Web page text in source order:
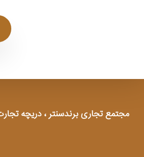
مجتمع تجاری برندسنتر ، دریچه